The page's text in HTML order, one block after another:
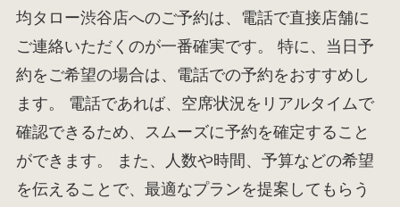
均タロー渋谷店へのご予約は、電話で直接店舗に
ご連絡いただくのが一番確実です。 特に、当日予
約をご希望の場合は、電話での予約をおすすめし
ます。 電話であれば、空席状況をリアルタイムで
確認できるため、スムーズに予約を確定すること
ができます。 また、人数や時間、予算などの希望
を伝えることで、最適なプランを提案してもらう